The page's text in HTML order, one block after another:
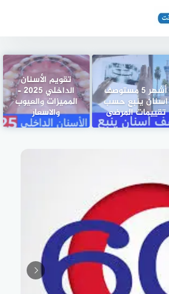
أشهر 5 مستوصف
اسنان ينبع حسب
تقييمات المرضى
تقويم الأسنان
الداخلي 2025 –
المميزات والعيوب
والاسعار